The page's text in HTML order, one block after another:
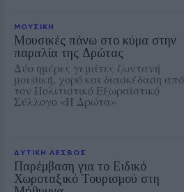
ΜΟΥΣΙΚΗ
Μουσικές πάνω στο κύμα στην
παραλία της Δρώτας
Δύο ημέρες γεμάτες ζωντανή
μουσική, χορό και διασκέδαση από
τον Πολιτιστικό Εξωραϊστικό
Σύλλογο «Η Δρώτα»
ΔΥΤΙΚΗ ΛΕΣΒΟΣ
Παρέμβαση για το Ειδικό
Χωροταξικό Τουρισμού στη